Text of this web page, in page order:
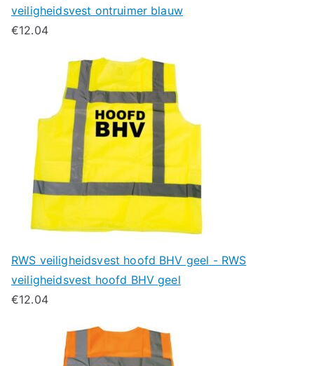
veiligheidsvest ontruimer blauw
€12.04
RWS veiligheidsvest hoofd BHV geel - RWS
veiligheidsvest hoofd BHV geel
€12.04